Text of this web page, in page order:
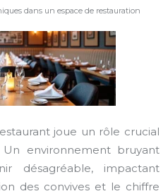
dans un espace de restauration
joue un rôle crucial
Un environnement bruyant
désagréable, impactant
des convives et le chiffre